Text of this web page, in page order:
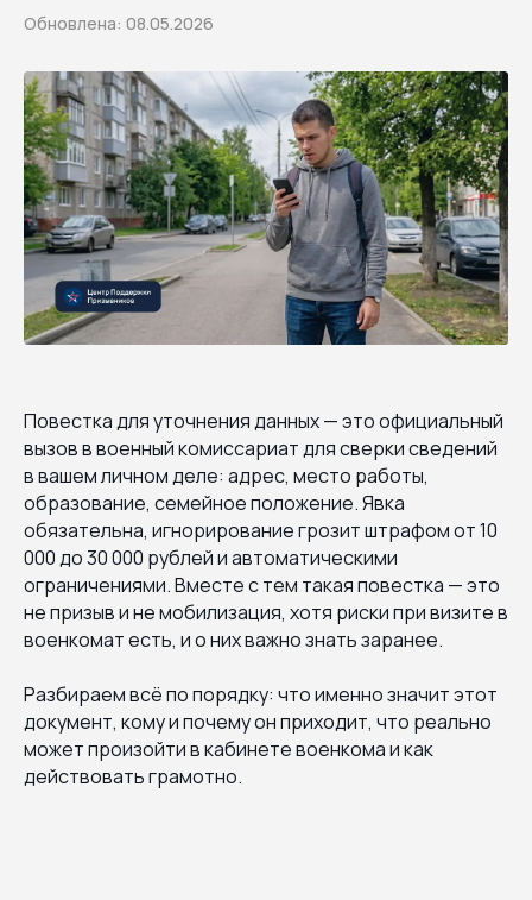
Обновлена: 08.05.2026
Повестка для уточнения данных — это официальный
вызов в военный комиссариат для сверки сведений
в вашем личном деле: адрес, место работы,
образование, семейное положение. Явка
обязательна, игнорирование грозит штрафом от 10
000 до 30 000 рублей и автоматическими
ограничениями. Вместе с тем такая повестка — это
не призыв и не мобилизация, хотя риски при визите в
военкомат есть, и о них важно знать заранее.
Разбираем всё по порядку: что именно значит этот
документ, кому и почему он приходит, что реально
может произойти в кабинете военкома и как
действовать грамотно.